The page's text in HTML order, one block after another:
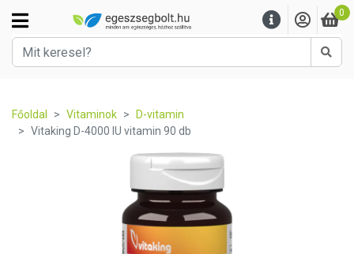
0
Főoldal Vitaminok
D-vitamin
Vitaking D-4000 IU vitamin 90 db